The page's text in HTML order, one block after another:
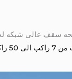
راكب